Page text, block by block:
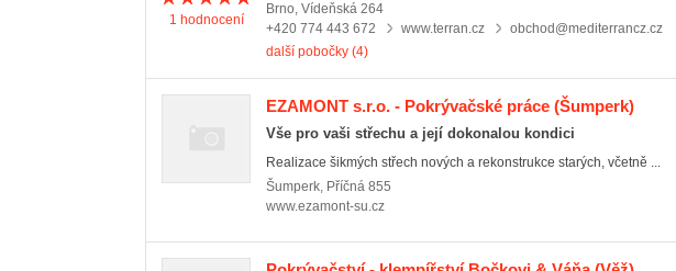
1 hodnocení
Brno, Vídeňská 264
+420 774 443 672
www.terran.cz
obchod@mediterrancz.cz
další pobočky (4)
EZAMONT s.r.o. - Pokrývačské práce (Šumperk)
Vše pro vaši střechu a její dokonalou kondici
Realizace šikmých střech nových a rekonstrukce starých, včetně ...
Šumperk, Příčná 855
www.ezamont-su.cz